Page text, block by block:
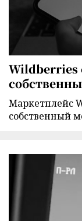
Wildberries
Маркетплейс
собственный